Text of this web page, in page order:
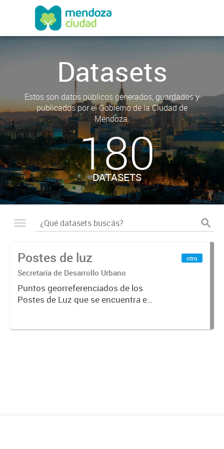
Datasets
Estos son datos públicos generados, guardados y
publicados por el Gobierno de la Ciudad de
Mendoza.
180
DATASETS
Postes de luz
Secretaría de Desarrollo Urbano
Puntos georreferenciados de los
Postes de Luz que se encuentra en
otro